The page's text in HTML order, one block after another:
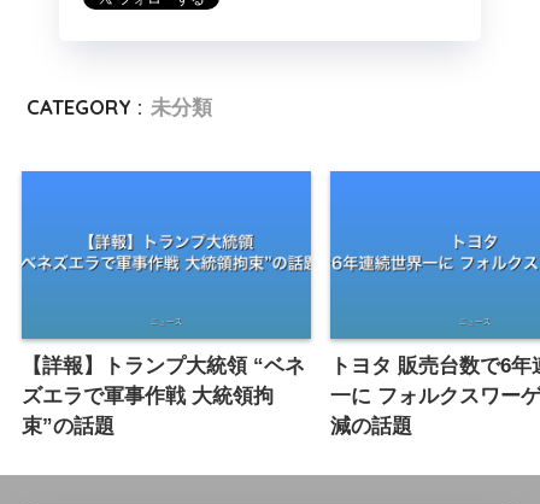
CATEGORY : 未分類
【詳報】トランプ大統領 “ベネ
ズエラで軍事作戦 大統領拘
束”の話題
トヨタ 販売台数で6年
一に フォルクスワー
減の話題